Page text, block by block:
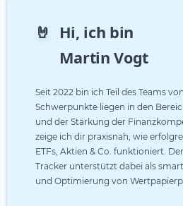
🤘
Hi, ich bin
Martin Vogt
Seit 2022 bin ich Teil des Teams
Schwerpunkte liegen in den
und der Stärkung der
zeige ich dir praxisnah, wie
ETFs, Aktien & Co. funktioniert.
Tracker unterstützt dabei als
und Optimierung von